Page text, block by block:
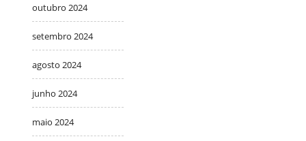
outubro 2024
setembro 2024
agosto 2024
junho 2024
maio 2024